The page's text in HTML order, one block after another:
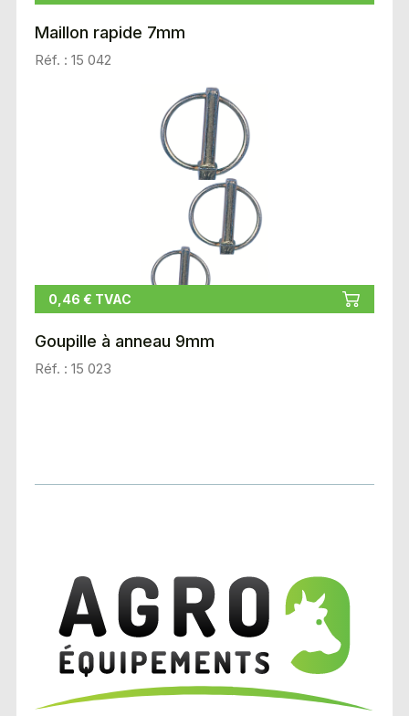
Maillon rapide 7mm
Réf. : 15 042
0,46 € TVAC
Goupille à anneau 9mm
Réf. : 15 023